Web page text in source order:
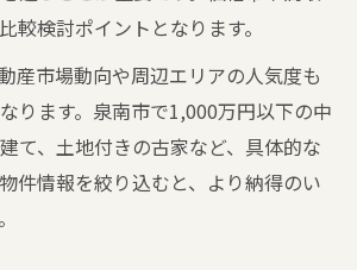
で必ず確認したいポイント
物件の条件とその理由を解説
較検討ポイントとなります。
産市場動向や周辺エリアの人気度も
ります。泉南市で1,000万円以下の中
て、土地付きの古家など、具体的な
件情報を絞り込むと、より納得のい